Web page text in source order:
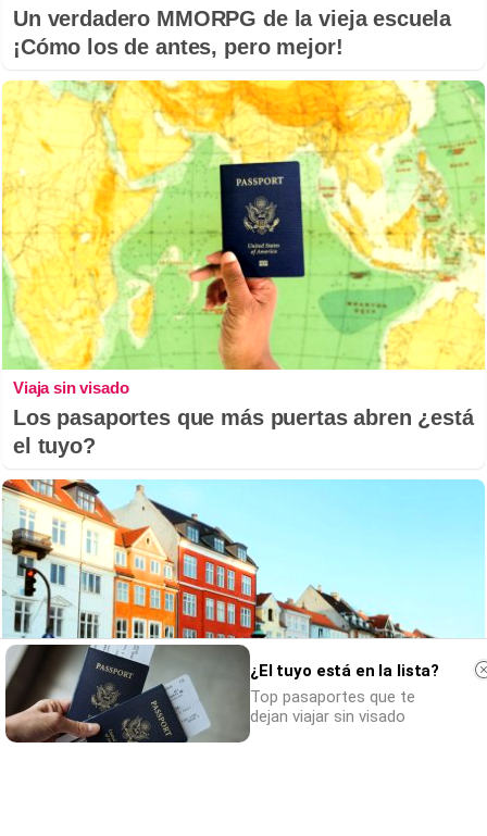
Un verdadero MMORPG de la vieja escuela
¡Cómo los de antes, pero mejor!
Viaja sin visado
Los pasaportes que más puertas abren ¿está
el tuyo?
¿El tuyo está en la lista?
Top pasaportes que te
dejan viajar sin visado